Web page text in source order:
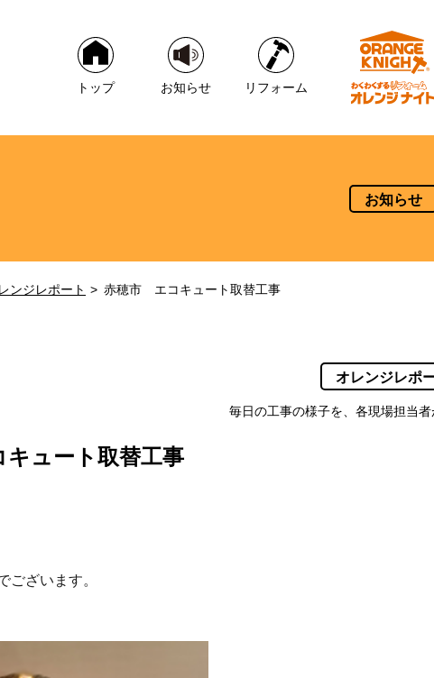
トップ お知らせ リフォーム
お知らせ
ンジレポート 赤穂市 エコキュート取替工事
オレンジレポ
毎日の工事の様子を、各現場担当者
ュート取替工事
ざいます。